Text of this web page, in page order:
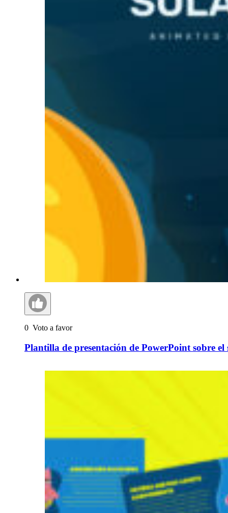
0 Voto a favor
Plantilla de presentación de PowerPoint sobre el